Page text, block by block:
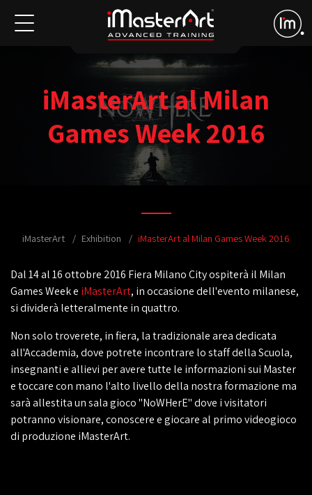
iMasterArt al Milan
Games Week 2016
iMasterArt Exhibition iMasterArt al Milan Games Week 2016
Dal 14 al 16 ottobre 2016 Fiera Milano City ospiterà il Milan
Games Week e iMasterArt, in occasione dell'evento milanese,
si dividerà letteralmente in quattro.
Non solo troverete, in fiera, la tradizionale area dedicata
all'Accademia, dove potrete incontrare lo staff della Scuola,
insegnanti e allievi per avere tutte le informazioni sui Master
e toccare con mano l'alto livello della nostra formazione ma
sarà allestita un sala gioco "NoWHerE" dove i visitatori
potranno visionare, conoscere e giocare al primo videogioco
di produzione iMasterArt.